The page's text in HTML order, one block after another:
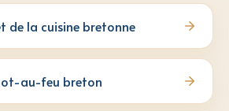
de la cuisine bretonne
au-feu breton